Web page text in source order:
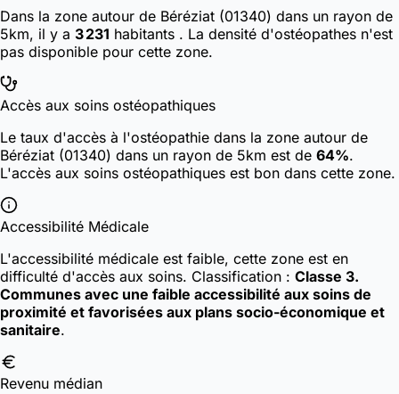
Dans la zone autour de Béréziat (01340) dans un rayon de
5km, il y a 3 231 habitants . La densité d'ostéopathes n'est
pas disponible pour cette zone.
Accès aux soins ostéopathiques
Le taux d'accès à l'ostéopathie dans la zone autour de
Béréziat (01340) dans un rayon de 5km est de 64%.
L'accès aux soins ostéopathiques est bon dans cette zone.
Accessibilité Médicale
L'accessibilité médicale est faible, cette zone est en
difficulté d'accès aux soins. Classification : Classe 3.
Communes avec une faible accessibilité aux soins de
proximité et favorisées aux plans socio-économique et
sanitaire.
Revenu médian